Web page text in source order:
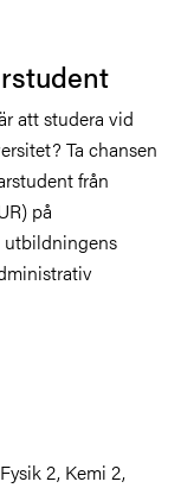
att studera vid
Ta chansen
från
på
utbildningens
2, Kemi 2,